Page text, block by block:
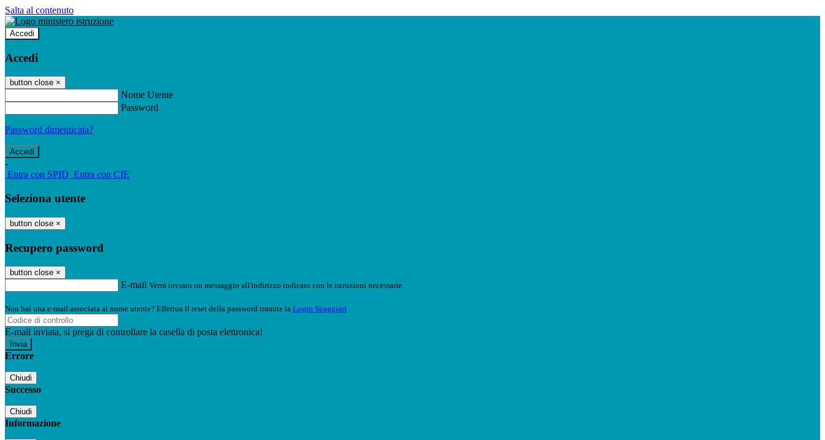
Salta al contenuto
Accedi
Accedi
button close ×
Nome Utente
Password
Password dimenticata?
-
Entra con SPID Entra con CIE
Seleziona utente
button close ×
Recupero password
button close ×
E-mail Verrà inviato un messaggio all'indirizzo indicato con le istruzioni necessarie.
Non hai una e-mail associata al nome utente? Effettua il reset della password tramite la Login Spaggiari
E-mail inviata, si prega di controllare la casella di posta elettronica!
Errore
Chiudi
Successo
Chiudi
Informazione